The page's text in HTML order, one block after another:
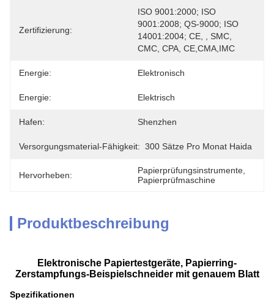
Zertifizierung:
ISO 9001:2000; ISO
9001:2008; QS-9000; ISO
14001:2004; CE, , SMC,
CMC, CPA, CE,CMA,IMC
Energie: Elektronisch
Energie: Elektrisch
Hafen: Shenzhen
Versorgungsmaterial-Fähigkeit: 300 Sätze Pro Monat Haida
Hervorheben: Papierprüfungsinstrumente
Papierprüfmaschine
Produktbeschreibung
Elektronische Papiertestgeräte, Papierring-
Zerstampfungs-Beispielschneider mit genauem Blatt
Spezifikationen